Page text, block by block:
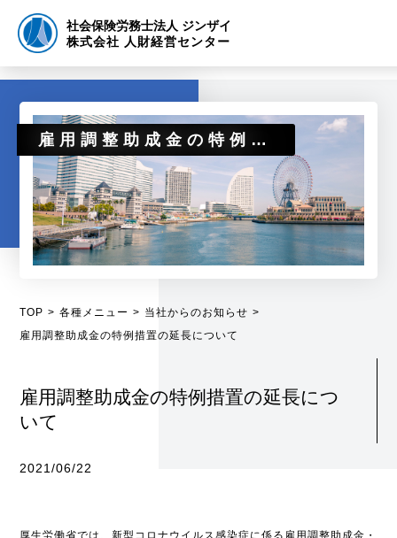
社会保険労務士法人 ジンザイ
株式会社 人財経営センター
雇用調整助成金の特例措置の延長について
TOP 各種メニュー
当社からのお知らせ
雇用調整助成金の特例措置の延長について
雇用調整助成金の特例措置の延長につ
いて
2021/06/22
厚生労働省では、新型コロナウイルス感染症に係る雇用調整助成金・